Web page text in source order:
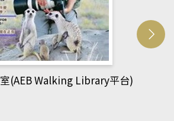
網管人(kono平台)